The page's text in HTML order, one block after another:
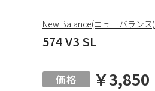
574 V3 SL
￥3,850
New Balance(ニューバランス)